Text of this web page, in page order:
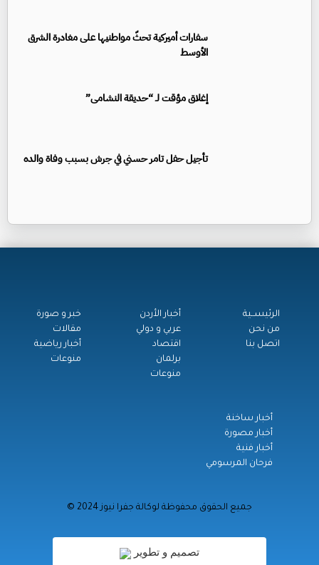
سفارات أميركية تحثّ مواطنيها على مغادرة الشرق
الأوسط
إغلاق مؤقت لـ “حديقة النشامى”
تأجيل حفل تامر حسني في جرش بسبب وفاة والده
الرئيســية
من نحن
اتصل بنا
أخبار الأردن
عربي و دولي
اقتصاد
برلمان
منوعات
خبر و صورة
مقالات
أخبار رياضية
منوعات
أخبار ساخنة
أخبار مصورة
أخبار فنية
فرحان المرسومي
© جميع الحقوق محفوظة لوكالة جفرا نيوز 2024
تصميم و تطوير